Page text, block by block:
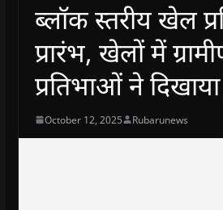
ब्लॉक स्तरीय खेल
प्रारंभ, खेलों में
प्रतिभाओं ने
October 12, 2025 Rubarunews